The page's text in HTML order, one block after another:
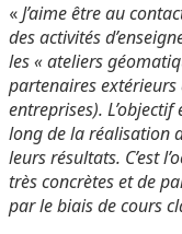
«J’aime être au
des activités
les « ateliers
partenaires extérieurs
entreprises).
long de la réalisation
leurs résultats. C’est
très concrètes et de
par le biais de cours